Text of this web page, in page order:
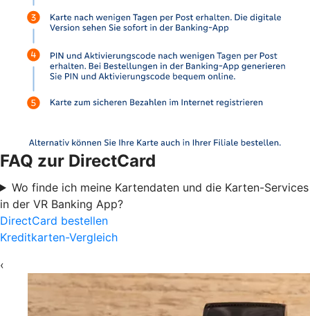
FAQ zur DirectCard
Wo finde ich meine Kartendaten und die Karten-Services
in der VR Banking App?
DirectCard bestellen
Kreditkarten-Vergleich
‹